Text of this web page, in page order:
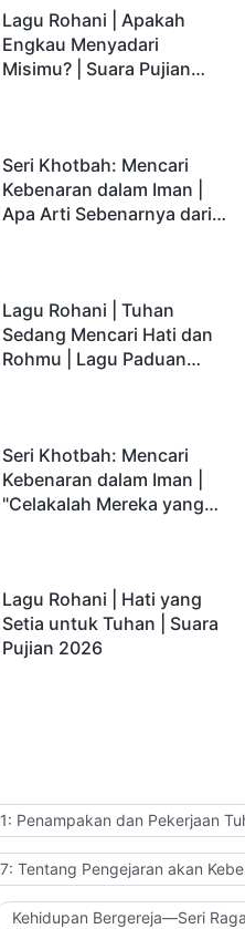
Lagu Rohani | Apakah
Engkau Menyadari
Misimu? | Suara Pujian
Seri Khotbah: Mencari
Kebenaran dalam Iman |
Apa Arti Sebenarnya dari
Lagu Rohani | Tuhan
Sedang Mencari Hati dan
Rohmu | Lagu Paduan
Seri Khotbah: Mencari
Kebenaran dalam Iman |
"Celakalah Mereka yang
Lagu Rohani | Hati yang
Setia untuk Tuhan | Suara
Pujian 2026
Penampakan dan Pekerjaan
Tentang Pengejaran akan
Kehidupan Bergereja—Seri